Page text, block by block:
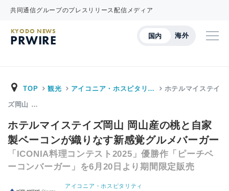
共同通信グループのプレスリリース配信メディア
国内 海外
KYODO NEWS
PRWIRE
TOP 観光 アイコニア・ホスピタリ… ホテルマイステイ
ズ岡山 …
ホテルマイステイズ岡山 岡山産の桃と自家
製ベーコンが織りなす新感覚グルメバーガー
「ICONIA料理コンテスト2025」優勝作「ピーチベ
ーコンバーガー」を6月20日より期間限定販売
アイコニア・ホスピタリティ